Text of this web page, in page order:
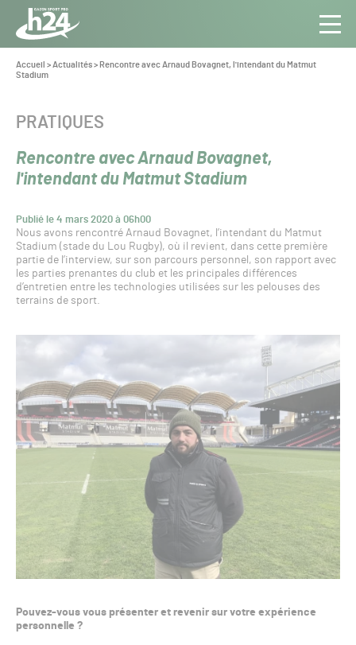
Panneau de gestion des cookies
Aller au contenu
Toute
l’info
du Gazon
Vous
êtes
Accueil >Actualités> Rencontre avec Arnaud Bovagnet, l'intendant du Matmut
Stadium
Rencontre avec Arnaud Bovagnet,
l'intendant du Matmut Stadium
Publié le 4 mars 2020 à 06h00
CATÉGORIE :
PRATIQUES
Nous avons rencontré Arnaud Bovagnet, l’intendant du Matmut
Stadium (stade du Lou Rugby), où il revient, dans cette première
partie de l’interview, sur son parcours personnel, son rapport avec
les parties prenantes du club et les principales différences
d’entretien entre les technologies utilisées sur les pelouses des
terrains de sport.
Pouvez-vous vous présenter et revenir sur votre expérience
personnelle ?